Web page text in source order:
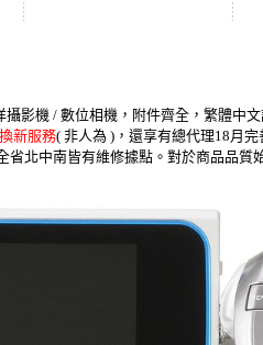
攝影機 / 數位相機，附件齊全，繁體中
新服務( 非人為 )，還享有總代理18月
省北中南皆有維修據點。對於商品品